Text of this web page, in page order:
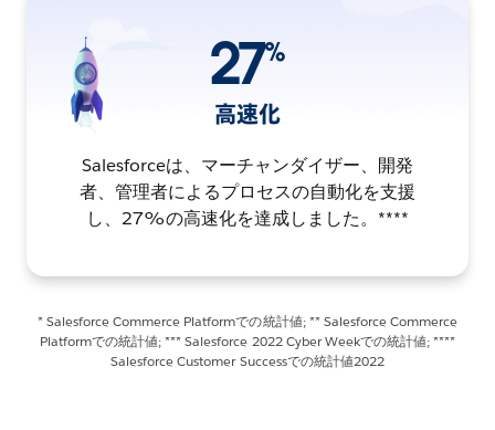
27%
高速化
Salesforceは、マーチャンダイザー、開発
者、管理者によるプロセスの自動化を支援
し、27%の高速化を達成しました。****
* Salesforce Commerce Platformでの統計値; ** Salesforce Commerce
Platformでの統計値; *** Salesforce 2022 Cyber Weekでの統計値; ****
Salesforce Customer Successでの統計値2022